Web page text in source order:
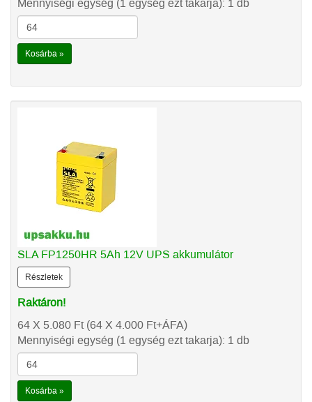
Mennyiségi egység (1 egység ezt takarja): 1 db
Kosárba »
SLA FP1250HR 5Ah 12V UPS akkumulátor
Részletek
Raktáron!
64 X 5.080 Ft(64 X 4.000 Ft+ÁFA)
Mennyiségi egység (1 egység ezt takarja): 1 db
Kosárba »